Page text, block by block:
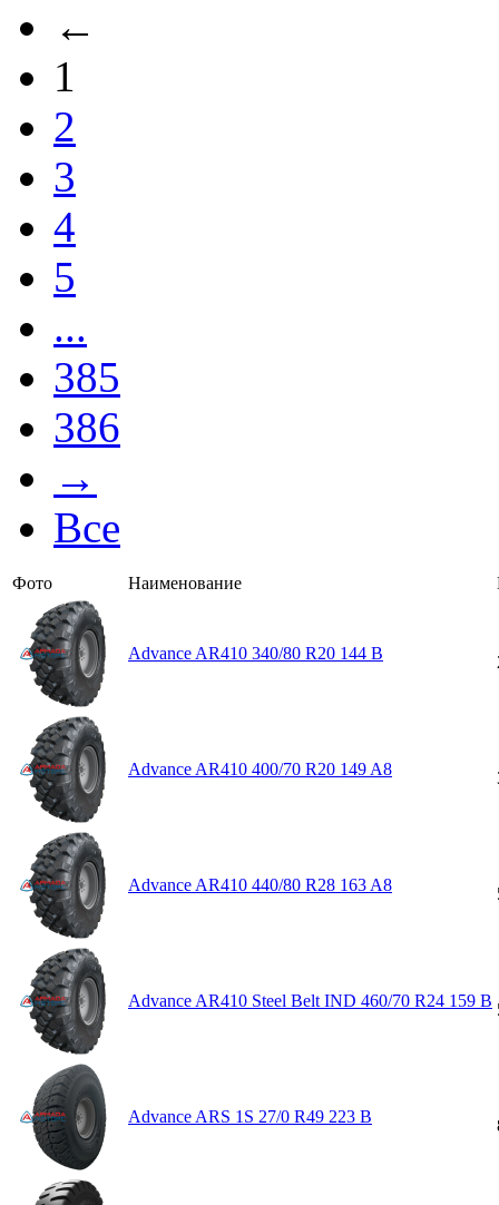
←
1
2
3
4
5
...
385
386
→
Все
Фото Наименование
Advance AR410 340/80 R20 144 B
Advance AR410 400/70 R20 149 A8
Advance AR410 440/80 R28 163 A8
Advance AR410 Steel Belt IND 460/70 R24 159 B
Advance ARS 1S 27/0 R49 223 B